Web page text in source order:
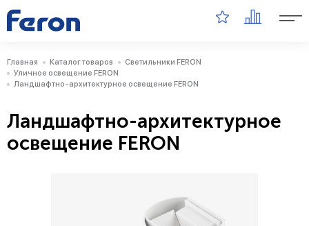
Главная Каталог товаров
Светильники FERON
Уличное освещение FERON
Ландшафтно-архитектурное освещение FERON
Ландшафтно-архитектурное
освещение FERON